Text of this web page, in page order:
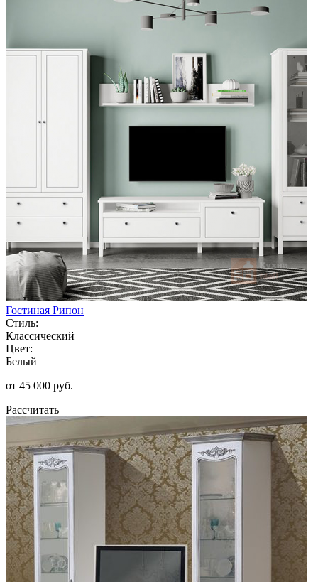
Гостиная Рипон
Стиль:
Классический
Цвет:
Белый
от 45 000 руб.
Рассчитать